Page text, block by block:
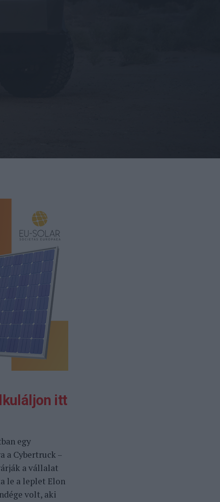
itt
egy
a Cybertruck –
a vállalat
le a leplet Elon
volt, aki